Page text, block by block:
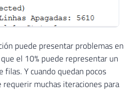
puede presentar problemas en
el 10% puede representar un
Y cuando quedan pocos
muchas iteraciones para